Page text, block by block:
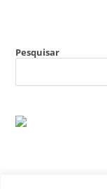
Pesquisar